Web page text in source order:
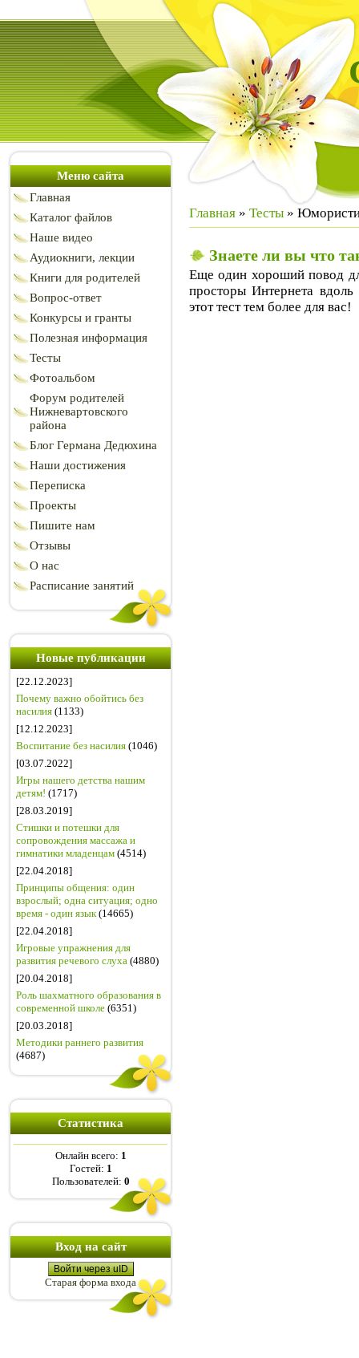
Меню сайта
Главная
Каталог файлов
Наше видео
Аудиокниги, лекции
Книги для родителей
Вопрос-ответ
Конкурсы и гранты
Полезная информация
Тесты
Фотоальбом
Форум родителей
Нижневартовского
района
Блог Германа Дедюхина
Наши достижения
Переписка
Проекты
Пишите нам
Отзывы
О нас
Расписание занятий
Новые публикации
[22.12.2023]
Почему важно обойтись без
насилия (1133)
[12.12.2023]
Воспитание без насилия (1046)
[03.07.2022]
Игры нашего детства нашим
детям! (1717)
[28.03.2019]
Стишки и потешки для
сопровождения массажа и
гимнатики младенцам (4514)
[22.04.2018]
Принципы общения: один
взрослый; одна ситуация; одно
время - один язык(14665)
[22.04.2018]
Игровые упражнения для
развития речевого слуха (4880)
[20.04.2018]
Роль шахматного образования в
современной школе (6351)
[20.03.2018]
Методики раннего развития
(4687)
Статистика
Онлайн всего: 1
Гостей: 1
Пользователей: 0
Вход на сайт
Войти через uID
Старая форма входа
Главная » Тесты »
Знаете ли вы что
Еще один хороший повод
просторы Интернета вдоль
этот тест тем более для вас!